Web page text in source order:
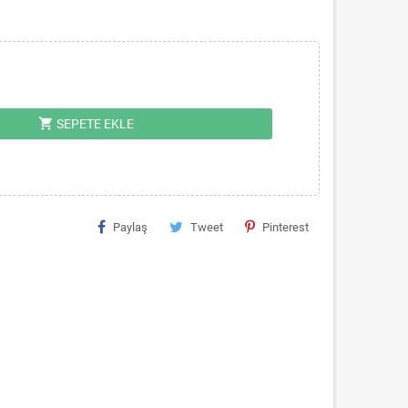
shopping_cart SEPETE EKLE
Paylaş Tweet Pinterest